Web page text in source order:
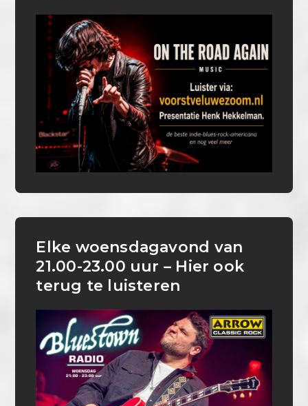
Elke woensdagavond van
21.00-23.00 uur – Hier ook
terug te luisteren